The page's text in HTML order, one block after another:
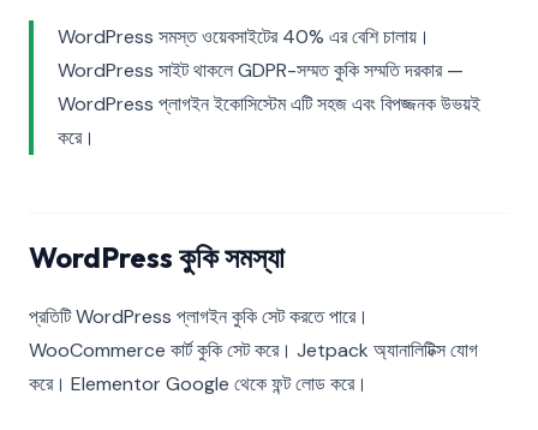
WordPress সমস্ত ওয়েবসাইটের 40% এর বেশি চালায়।
WordPress সাইট থাকলে GDPR-সম্মত কুকি সম্মতি দরকার —
WordPress প্লাগইন ইকোসিস্টেম এটি সহজ এবং বিপজ্জনক উভয়ই
করে।
WordPress কুকি সমস্যা
প্রতিটি WordPress প্লাগইন কুকি সেট করতে পারে।
WooCommerce কার্ট কুকি সেট করে। Jetpack অ্যানালিটিক্স যোগ
করে। Elementor Google থেকে ফন্ট লোড করে।